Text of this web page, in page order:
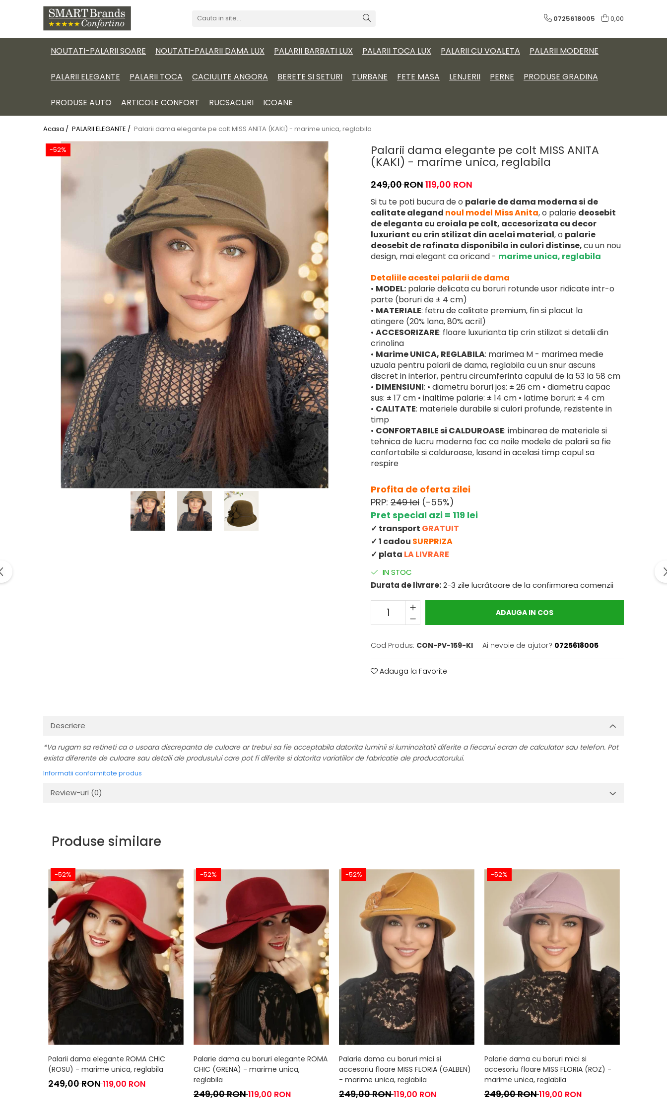
0725618005 0,00
NOUTATI-PALARII SOARE NOUTATI-PALARII DAMA LUX PALARII BARBATI LUX PALARII TOCA LUX PALARII CU VOALETA PALARII MODERNE
PALARII ELEGANTE PALARII TOCA CACIULITE ANGORA BERETE SI SETURI TURBANE FETE MASA LENJERII PERNE PRODUSE GRADINA
PRODUSE AUTO ARTICOLE CONFORT RUCSACURI ICOANE
Acasa / PALARII ELEGANTE / Palarii dama elegante pe colt MISS ANITA (KAKI) - marime unica, reglabila
Palarii dama elegante pe colt MISS ANITA
(KAKI) - marime unica, reglabila
-52%
249,00 RON119,00 RON
Si tu te poti bucura de o palarie de dama moderna si de
calitate alegand noul model Miss Anita, o palarie deosebit
de eleganta cu croiala pe colt, accesorizata cu decor
luxuriant cu crin stilizat din acelai material, o palarie
deosebit de rafinata disponibila in culori distinse,cu un nou
design, mai elegant ca oricand - marime unica, reglabila
Detaliile acestei palarii de dama
• MODEL: palarie delicata cu boruri rotunde usor ridicate intr-o
parte (boruri de ± 4 cm)
• MATERIALE: fetru de calitate premium, fin si placut la
atingere (20% lana, 80% acril)
• ACCESORIZARE: floare luxurianta tip crin stilizat si detalii din
crinolina
• Marime UNICA, REGLABILA: marimea M - marimea medie
uzuala pentru palarii de dama, reglabila cu un snur ascuns
discret in interior, pentru circumferinta capului de la 53 la 58 cm
• DIMENSIUNI: • diametru boruri jos: ± 26 cm • diametru capac
sus: ± 17 cm • inaltime palarie: ± 14 cm • latime boruri: ± 4 cm
• CALITATE: materiele durabile si culori profunde, rezistente in
timp
• CONFORTABILE si CALDUROASE: imbinarea de materiale si
tehnica de lucru moderna fac ca noile modele de palarii sa fie
confortabile si calduroase, lasand in acelasi timp capul sa
respire
Profita de oferta zilei
PRP: 249 lei (-55%)
Pret special azi = 119 lei
✓ transport GRATUIT
✓ 1 cadou SURPRIZA
✓ plata LA LIVRARE
IN STOC
Durata de livrare:2-3 zile lucrătoare de la confirmarea comenzii
ADAUGA IN COS
Cod Produs: CON-PV-159-KI Ai nevoie de ajutor? 0725618005
Adauga la Favorite
Descriere
*Va rugam sa retineti ca o usoara discrepanta de culoare ar trebui sa fie acceptabila datorita luminii si luminozitatii diferite a fiecarui ecran de calculator sau telefon. Pot
exista diferente de culoare sau detalii ale produsului care pot fi diferite si datorita variatiilor de fabricatie ale producatorului.
Informatii conformitate produs
Review-uri (0)
Produse similare
-52%
Palarii dama elegante ROMA CHIC
(ROSU) - marime unica, reglabila
249,00 RON119,00 RON
-52%
Palarie dama cu boruri elegante ROMA
CHIC (GRENA) - marime unica,
reglabila
249,00 RON119,00 RON
-52%
Palarie dama cu boruri mici si
accesoriu floare MISS FLORIA (GALBEN)
- marime unica, reglabila
249,00 RON119,00 RON
-52%
Palarie dama cu boruri mici si
accesoriu floare MISS FLORIA (ROZ) -
marime unica, reglabila
249,00 RON119,00 RON